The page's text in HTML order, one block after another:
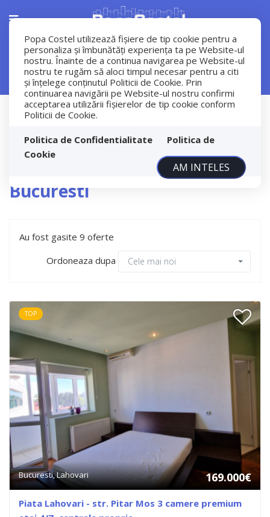
Popa Costel utilizează fişiere de tip cookie pentru a
personaliza și îmbunătăți experiența ta pe Website-ul
nostru. Înainte de a continua navigarea pe Website-ul
nostru te rugăm să aloci timpul necesar pentru a citi
și înțelege conținutul Politicii de Cookie. Prin
continuarea navigării pe Website-ul nostru confirmi
acceptarea utilizării fişierelor de tip cookie conform
Politicii de Cookie.
Politica de Confidentialitate
Politica de
Cookie
AM INTELES
Filtreaza
Vanzare
Apartamente
Bucuresti
Apartamente de vanzare in
Bucuresti
Au fost gasite 9 oferte
Ordoneaza dupa
Cele mai noi
TOP
Bucuresti, Lahovari 169.000€
Piata Lahovari - str. Pitar Mos 3 camere premium